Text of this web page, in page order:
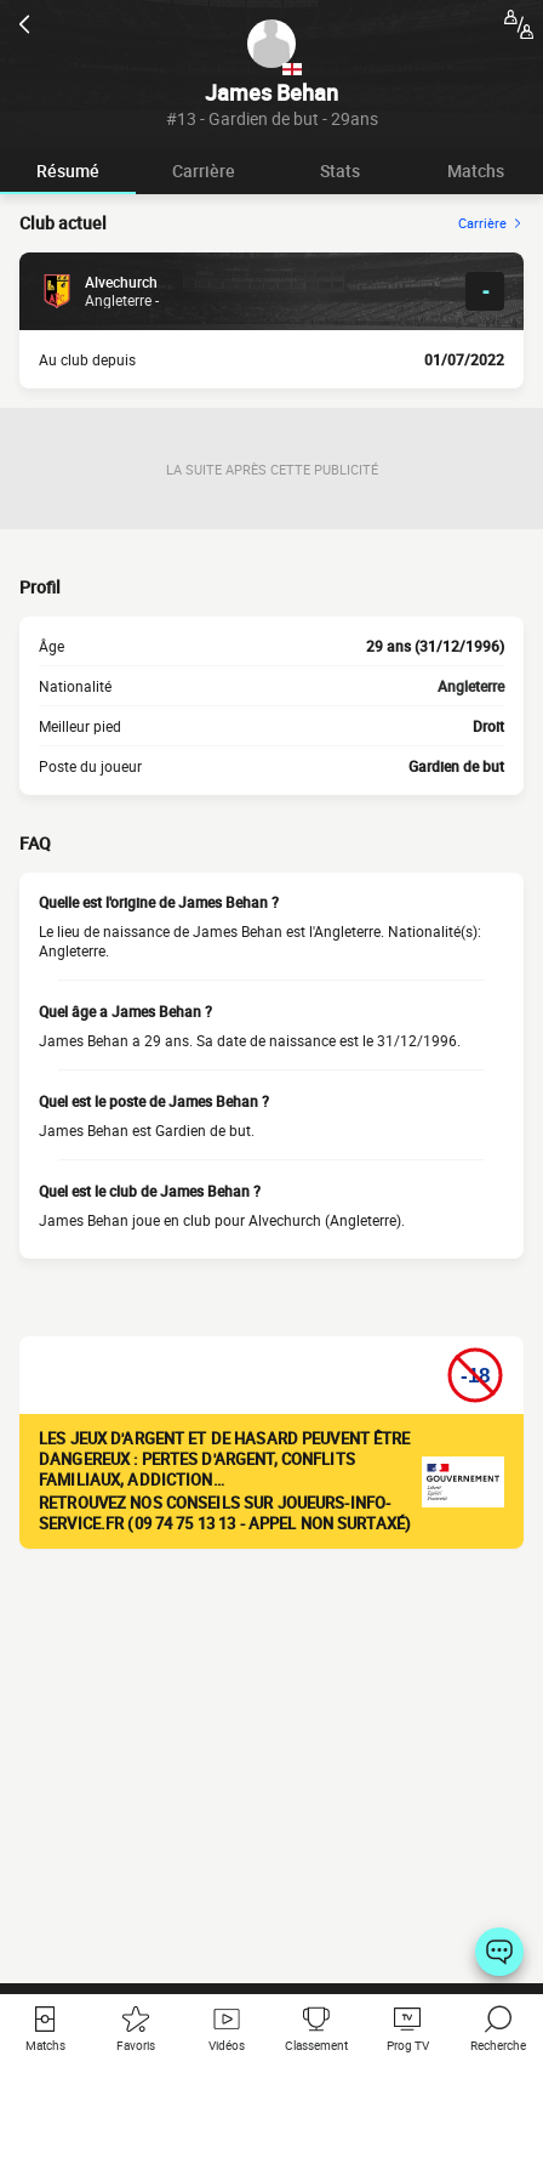
James Behan
#13 - Gardien de but - 29ans
Résumé Carrière Stats Matchs
Club actuel Carrière
Alvechurch
Angleterre -
-
Au club depuis 01/07/2022
LA SUITE APRÈS CETTE PUBLICITÉ
Profil
Âge 29 ans (31/12/1996)
Nationalité Angleterre
Meilleur pied Droit
Poste du joueur Gardien de but
FAQ
Quelle est l'origine de James Behan ?
Le lieu de naissance de James Behan est l'Angleterre. Nationalité(s):
Angleterre.
Quel âge a James Behan ?
James Behan a 29 ans. Sa date de naissance est le 31/12/1996.
Quel est le poste de James Behan ?
James Behan est Gardien de but.
Quel est le club de James Behan ?
James Behan joue en club pour Alvechurch (Angleterre).
LES JEUX D'ARGENT ET DE HASARD PEUVENT ÊTRE
DANGEREUX : PERTES D'ARGENT, CONFLITS
FAMILIAUX, ADDICTION…
RETROUVEZ NOS CONSEILS SUR JOUEURS-INFO-
SERVICE.FR (09 74 75 13 13 - APPEL NON SURTAXÉ)
Matchs Favoris Vidéos Classement Prog TV Recherche